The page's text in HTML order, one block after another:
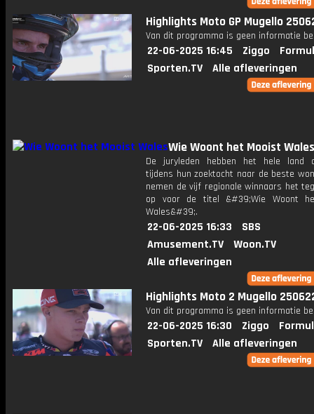
Highlights Moto GP Mugello
Van dit programma is geen informatie
22-06-2025 16:45 Ziggo
Sporten.TV
Alle afleveringen
Wie Woont het Mooist Wales
De juryleden hebben het hele land
tijdens hun zoektocht naar de beste
nemen de vijf regionale winnaars het
op voor de titel &#39;Wie Woont
Wales&#39;.
22-06-2025 16:33
SBS
Amusement.TV
Woon.TV
Alle afleveringen
Highlights Moto 2 Mugello
Van dit programma is geen informatie
22-06-2025 16:30 Ziggo
Sporten.TV
Alle afleveringen